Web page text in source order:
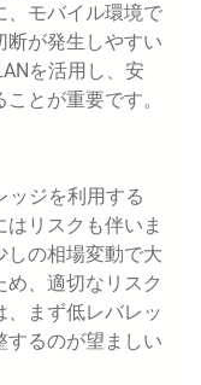
、モバイル環境で
断が発生しやすい
を活用し、安
とが重要です。
ッジを利用する
リスクも伴いま
しの相場変動で大
、適切なリスク
まず低レバレッ
するのが望ましい